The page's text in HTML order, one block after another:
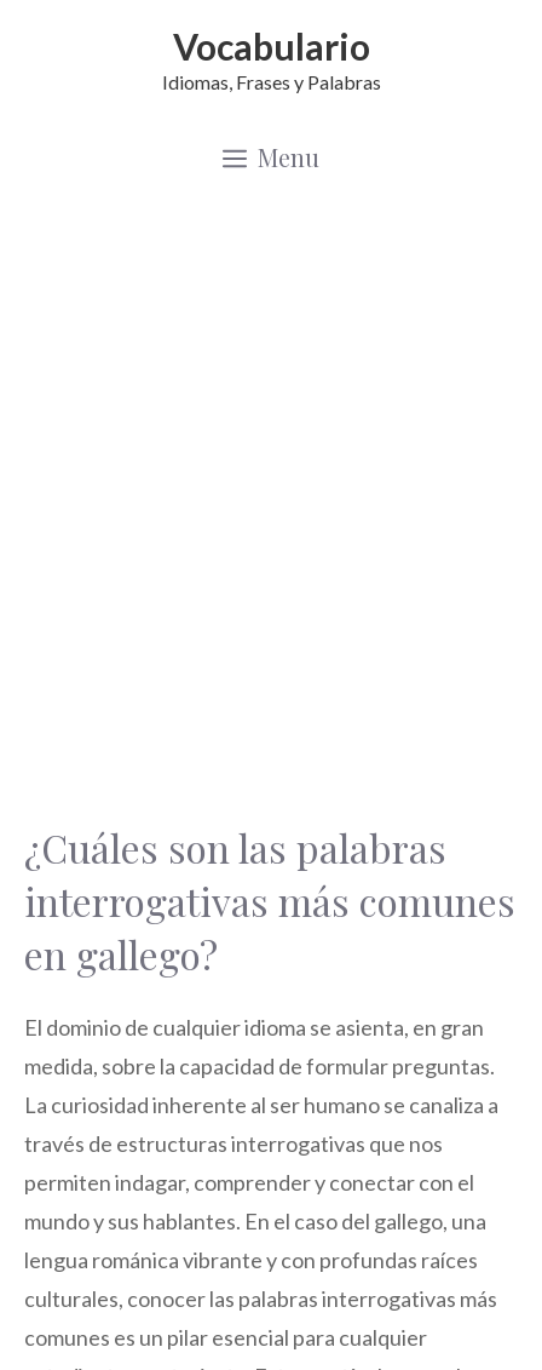
Vocabulario
Idiomas, Frases y Palabras
Menu
¿Cuáles son las palabras
interrogativas más comunes
en gallego?
El dominio de cualquier idioma se asienta, en gran
medida, sobre la capacidad de formular preguntas.
La curiosidad inherente al ser humano se canaliza a
través de estructuras interrogativas que nos
permiten indagar, comprender y conectar con el
mundo y sus hablantes. En el caso del gallego, una
lengua románica vibrante y con profundas raíces
culturales, conocer las palabras interrogativas más
comunes es un pilar esencial para cualquier